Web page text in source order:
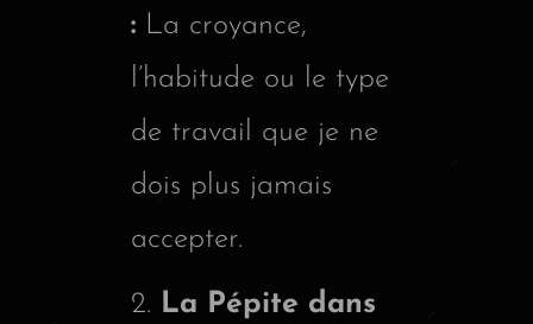
: La croyance,
l’habitude ou le type
de travail que je ne
dois plus jamais
accepter.
La Pépite dans